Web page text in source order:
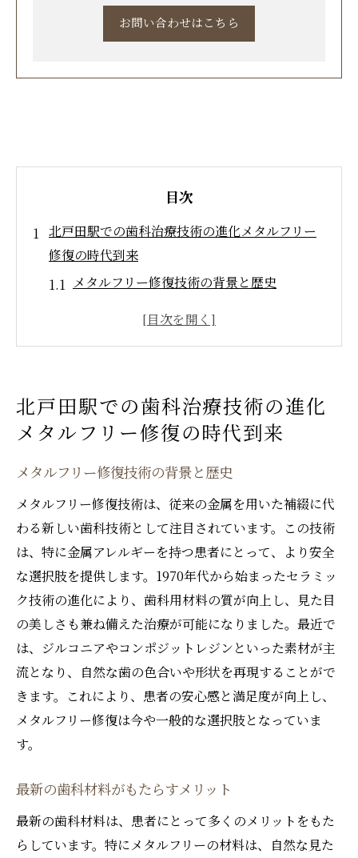
お問い合わせはこちら
目次
北戸田駅での歯科治療技術の進化メタルフリー
修復の時代到来
メタルフリー修復技術の背景と歴史
地域社会における歯科の役割
美しさと健康を両立させる歯科メタルフリー修
復の魅力
審美歯科としてのメタルフリーの利点
自然な見た目の実現方法
金属アレルギーを避ける選択肢
最新技術で得られる美しい口元
健康を維持するための予防策
持続的な美しさを保つためのケア
アイル歯科クリニックで体験する最新のメタル
フリー技術
臨床現場における新技術の導入
高精度な補綴物製作のプロセス
治療後のアフターケア
患者の声から見る実績
北戸田駅での歯科治療技術の進化
メタルフリー修復の時代到来
メタルフリー修復技術の背景と歴史
メタルフリー修復技術は、従来の金属を用いた補綴に代
わる新しい歯科技術として注目されています。この技術
は、特に金属アレルギーを持つ患者にとって、より安全
な選択肢を提供します。1970年代から始まったセラミッ
ク技術の進化により、歯科用材料の質が向上し、見た目
の美しさも兼ね備えた治療が可能になりました。最近で
は、ジルコニアやコンポジットレジンといった素材が主
流となり、自然な歯の色合いや形状を再現することがで
きます。これにより、患者の安心感と満足度が向上し、
メタルフリー修復は今や一般的な選択肢となっていま
す。
最新の歯科材料がもたらすメリット
最新の歯科材料は、患者にとって多くのメリットをもた
らしています。特にメタルフリーの材料は、自然な見た